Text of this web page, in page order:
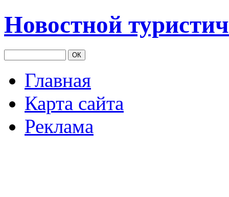
Новостной
Главная
Карта сайта
Реклама